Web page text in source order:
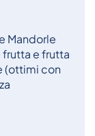
Mandorle
frutta e frutta
(ottimi con